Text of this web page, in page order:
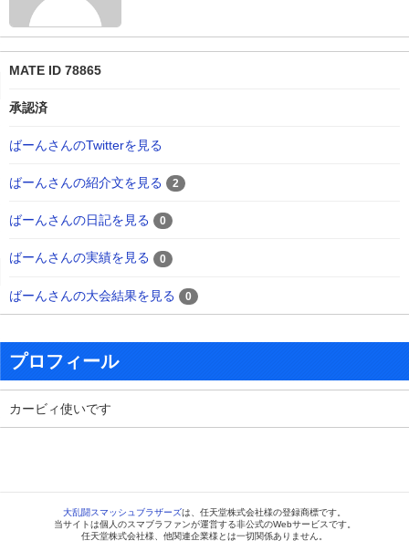
MATE ID 78865
承認済
ばーんさんのTwitterを見る
ばーんさんの紹介文を見る 2
ばーんさんの日記を見る 0
ばーんさんの実績を見る 0
ばーんさんの大会結果を見る 0
プロフィール
カービィ使いです
大乱闘スマッシュブラザーズは、任天堂株式会社様の登録商標です。
当サイトは個人のスマブラファンが運営する非公式のWebサービスです。
任天堂株式会社様、他関連企業様とは一切関係ありません。